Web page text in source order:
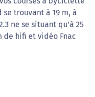
trouvant à 19 m, à
ne se situant qu'à 25
de hifi et vidéo Fnac